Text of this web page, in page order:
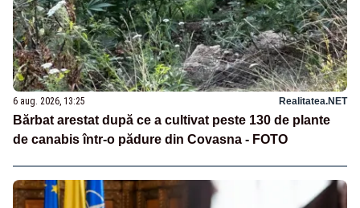
6 aug. 2026, 13:25 Realitatea.NET
Bărbat arestat după ce a cultivat peste 130 de plante
de canabis într-o pădure din Covasna - FOTO